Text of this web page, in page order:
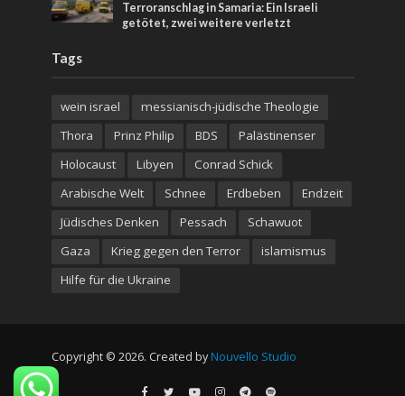
Terroranschlag in Samaria: Ein Israeli
getötet, zwei weitere verletzt
Tags
wein israel
messianisch-jüdische Theologie
Thora
Prinz Philip BDS
Palästinenser
Holocaust
Libyen
Conrad Schick
Arabische Welt
Schnee Erdbeben
Endzeit
Jüdisches Denken
Pessach
Schawuot
Gaza
Krieg gegen den Terror
islamismus
Hilfe für die Ukraine
Copyright © 2026. Created by Nouvello Studio